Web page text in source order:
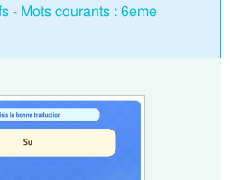
- Mots courants : 6eme